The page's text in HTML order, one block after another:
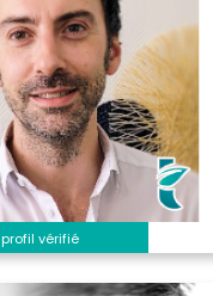
profil vérifié